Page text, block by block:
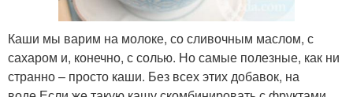
Каши мы варим на молоке, со сливочным маслом, с
сахаром и, конечно, с солью. Но самые полезные, как ни
странно – просто каши. Без всех этих добавок, на